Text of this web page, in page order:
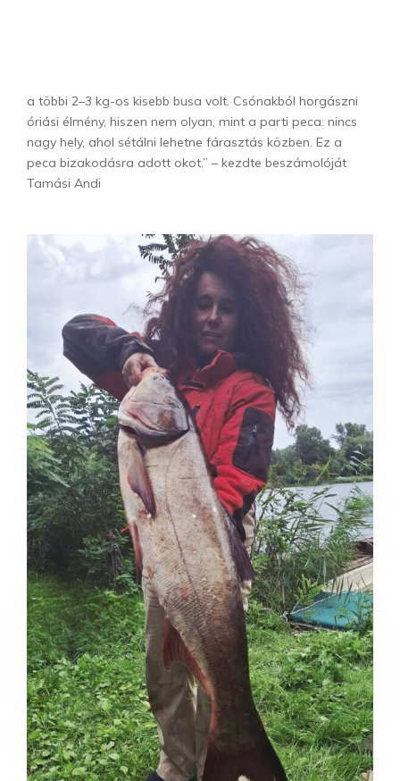
a többi 2–3 kg-os kisebb busa volt. Csónakból horgászni
óriási élmény, hiszen nem olyan, mint a parti peca: nincs
nagy hely, ahol sétálni lehetne fárasztás közben. Ez a
peca bizakodásra adott okot.” – kezdte beszámolóját
Tamási Andi